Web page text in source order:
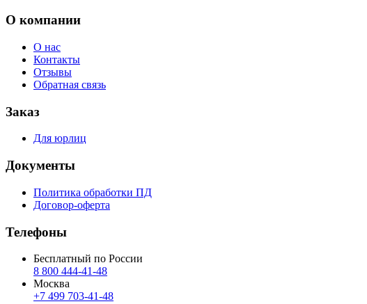
О компании
О нас
Контакты
Отзывы
Обратная связь
Заказ
Для юрлиц
Документы
Политика обработки ПД
Договор-оферта
Телефоны
Бесплатный по России
8 800 444‑41‑48
Москва
+7 499 703‑41‑48